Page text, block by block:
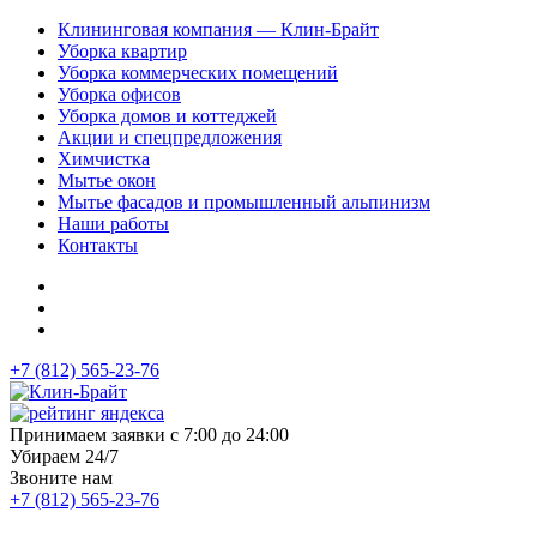
Клининговая компания — Клин-Брайт
Уборка квартир
Уборка коммерческих помещений
Уборка офисов
Уборка домов и коттеджей
Акции и спецпредложения
Химчистка
Мытье окон
Мытье фасадов и промышленный альпинизм
Наши работы
Контакты
+7 (812) 565-23-76
Принимаем заявки с 7:00 до 24:00
Убираем 24/7
Звоните нам
+7 (812) 565-23-76